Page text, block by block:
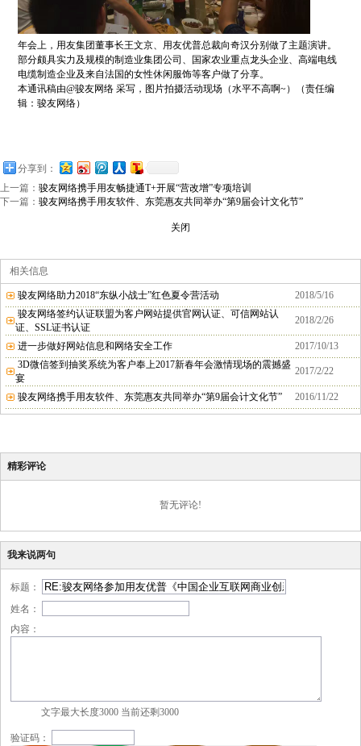
年会上，用友集团董事长王文京、用友优普总裁向奇汉分别做了主题演讲。
部分颇具实力及规模的制造业集团公司、国家农业重点龙头企业、高端电线
电缆制造企业及来自法国的女性休闲服饰等客户做了分享。
本通讯稿由@骏友网络 采写，图片拍摄活动现场（水平不高啊~ ）（责任编
辑：骏友网络）
分享到：
上一篇： 骏友网络携手用友畅捷通T+开展“营改增”专项培训
下一篇： 骏友网络携手用友软件、东莞惠友共同举办“第9届会计文化节”
关闭
相关信息
骏友网络助力2018“东纵小战士”红色夏令营活动
2018/5/16
骏友网络签约认证联盟为客户网站提供官网认证、可信网站认
证、SSL证书认证
2018/2/26
进一步做好网站信息和网络安全工作
2017/10/13
3D微信签到抽奖系统为客户奉上2017新春年会激情现场的震撼盛
宴
2017/2/22
骏友网络携手用友软件、东莞惠友共同举办“第9届会计文化节” 2016/11/22
精彩评论
暂无评论!
我来说两句
标题：
姓名：
内容：
文字最大长度3000 当前还剩3000
验证码：